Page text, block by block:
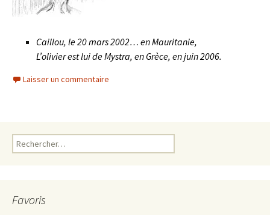
Caillou, le 20 mars 2002… en Mauritanie,
L’olivier est lui de Mystra, en Grèce, en juin 2006.
Laisser un commentaire
Rechercher :
Favoris